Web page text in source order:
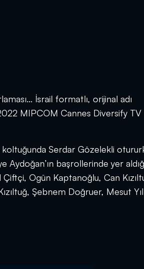
İsrail formatlı, orijinal adı
MIPCOM Cannes Diversify TV
koltuğunda Serdar Gözelekli
başrollerinde yer
Ogün Kaptanoğlu, Can
Şebnem Doğruer, Mesut